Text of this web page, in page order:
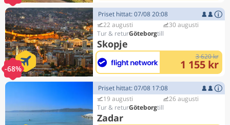
-68%
Priset hittat: 07/08 20:08
22 augusti
Göteborg
Skopje
30 augusti
3 620 kr
1 155 kr
Priset hittat: 07/08 17:08
19 augusti
Göteborg
Zadar
26 augusti